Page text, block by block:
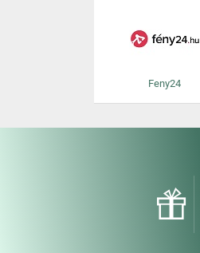
Feny24